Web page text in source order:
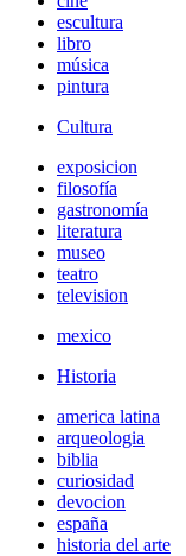
escultura
libro
música
pintura
Cultura
exposicion
filosofía
gastronomía
literatura
museo
teatro
television
mexico
Historia
america latina
arqueologia
biblia
curiosidad
devocion
españa
historia del arte